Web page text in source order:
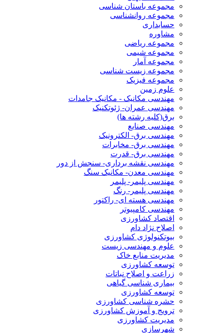
مجموعه باستان شناسی
مجموعه روانشناسی
حسابداری
مشاوره
مجموعه ریاضی
مجموعه شیمی
مجموعه آمار
مجموعه زیست شناسی
مجموعه فیزیک
علوم زمین
مهندسی مکانیک - مکانیک جامدات
مهندسی عمران- ژئوتکنیک
برق(کلیه رشته ها)
مهندسی صنایع
مهندسی برق- الکترونیک
مهندسی برق- مخابرات
مهندسی برق- قدرت
مهندسی نقشه برداری- سنجش از دور
مهندسی معدن- مکانیک سنگ
مهندسی پلیمر- پلیمر
مهندسی پلیمر- رنگ
مهندسی هسته ای- راکتور
مهندسی کامپیوتر
اقتصاد کشاورزی
اصلاح نژاد دام
بیوتکنولوژی کشاورزی
علوم و مهندسی زیست
مدیریت منابع خاک
توسعه کشاورزی
زراعت و اصلاح نباتات
بیماری شناسی گیاهی
توسعه کشاورزی
حشره شناسی کشاورزی
ترویج و آموزش کشاورزی
مدیریت کشاورزی
شهرسازی